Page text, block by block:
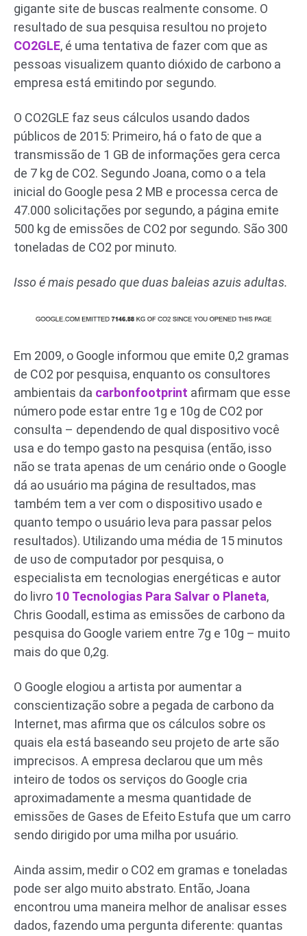
gigante site de buscas realmente consome. O
resultado de sua pesquisa resultou no projeto
CO2GLE, é uma tentativa de fazer com que as
pessoas visualizem quanto dióxido de carbono a
empresa está emitindo por segundo.
O CO2GLE faz seus cálculos usando dados
públicos de 2015: Primeiro, há o fato de que a
transmissão de 1 GB de informações gera cerca
de 7 kg de CO2. Segundo Joana, como o a tela
inicial do Google pesa 2 MB e processa cerca de
47.000 solicitações por segundo, a página emite
500 kg de emissões de CO2 por segundo. São 300
toneladas de CO2 por minuto.
Isso é mais pesado que duas baleias azuis adultas.
Em 2009, o Google informou que emite 0,2 gramas
de CO2 por pesquisa, enquanto os consultores
ambientais da carbonfootprint afirmam que esse
número pode estar entre 1g e 10g de CO2 por
consulta – dependendo de qual dispositivo você
usa e do tempo gasto na pesquisa (então, isso
não se trata apenas de um cenário onde o Google
dá ao usuário ma página de resultados, mas
também tem a ver com o dispositivo usado e
quanto tempo o usuário leva para passar pelos
resultados). Utilizando uma média de 15 minutos
de uso de computador por pesquisa, o
especialista em tecnologias energéticas e autor
do livro 10 Tecnologias Para Salvar o Planeta,
Chris Goodall, estima as emissões de carbono da
pesquisa do Google variem entre 7g e 10g – muito
mais do que 0,2g.
O Google elogiou a artista por aumentar a
conscientização sobre a pegada de carbono da
Internet, mas afirma que os cálculos sobre os
quais ela está baseando seu projeto de arte são
imprecisos. A empresa declarou que um mês
inteiro de todos os serviços do Google cria
aproximadamente a mesma quantidade de
emissões de Gases de Efeito Estufa que um carro
sendo dirigido por uma milha por usuário.
Ainda assim, medir o CO2 em gramas e toneladas
pode ser algo muito abstrato. Então, Joana
encontrou uma maneira melhor de analisar esses
dados, fazendo uma pergunta diferente: quantas